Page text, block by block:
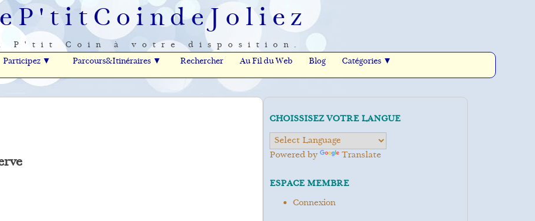
P'tit Coin à votre disposition.
Participez ▼ Parcours&Itinéraires ▼ Rechercher Au Fil du Web Blog Catégories ▼
CHOISSISEZ VOTRE LANGUE
Powered by Translate
ESPACE MEMBRE
Connexion